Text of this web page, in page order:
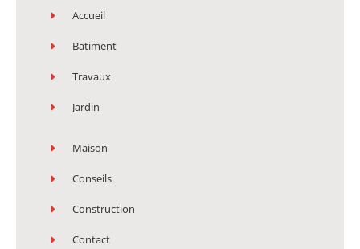
Accueil
Batiment
Travaux
Jardin
Maison
Conseils
Construction
Contact